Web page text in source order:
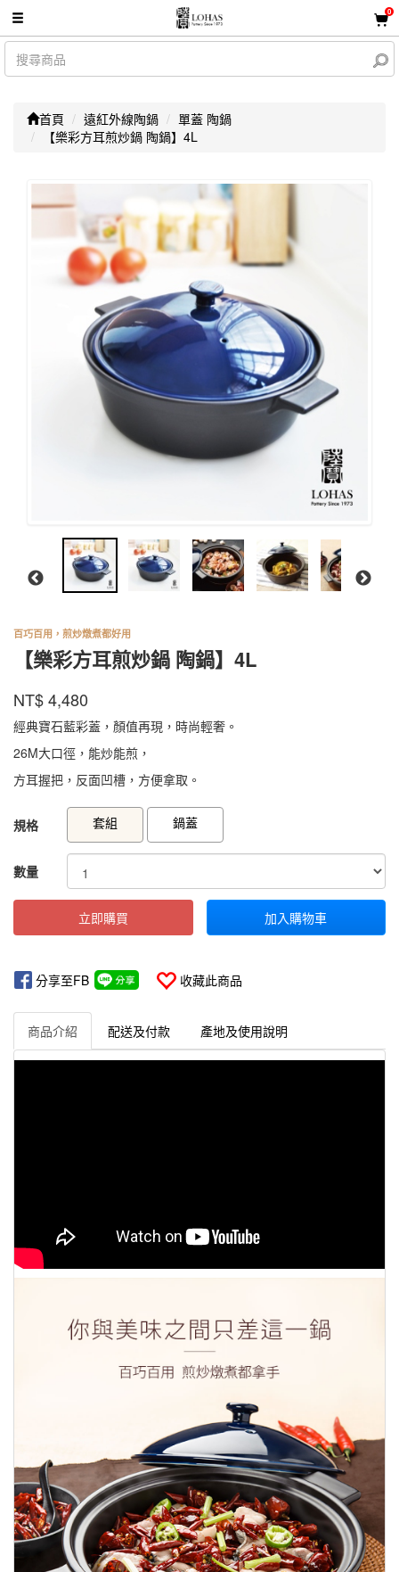
0
首頁 遠紅外線陶鍋
單蓋 陶鍋
【樂彩方耳煎炒鍋 陶鍋】4L
百巧百用，煎炒燉煮都好用
【樂彩方耳煎炒鍋 陶鍋】4L
商品代號 EWCP00804BL
EWCP00804BL
品牌
寶
NT$4,480
經典寶石藍彩蓋，顏值再現，時尚輕奢。
26M大口徑，能炒能煎，
方耳握把，反面凹槽，方便拿取。
GOODS000000000000000001244
規格 套組 鍋蓋
數量
立即購買 加入購物車
分享至FB 收藏此商品
商品介紹 配送及付款 產地及使用說明